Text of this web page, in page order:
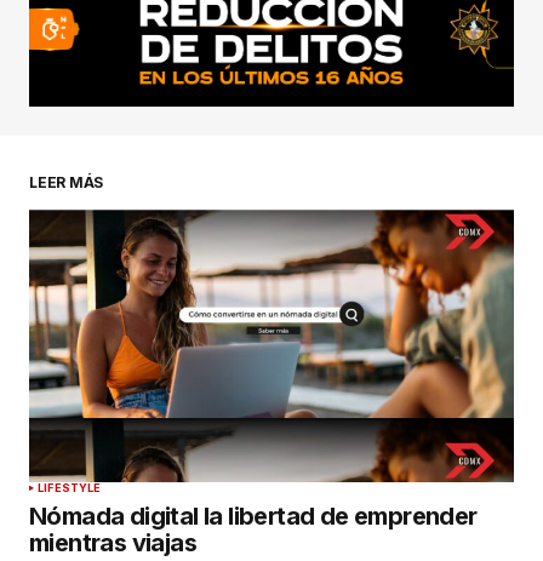
LEER MÁS
LIFESTYLE
Nómada digital la libertad de emprender
mientras viajas